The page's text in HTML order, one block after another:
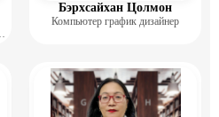
Бэрхсайхан Цолмон
Компьютер график дизайнер